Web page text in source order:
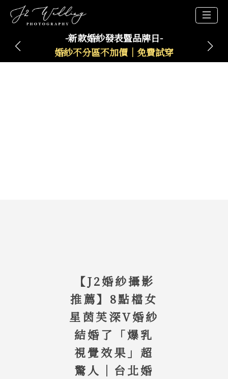
-新款婚紗發表暨品牌日-
婚紗不分區不加價｜免費試穿
【J2婚紗攝影
推薦】8點檔女
星茵芙深V婚紗
結婚了「爆乳
視覺效果」超
驚人｜台北婚